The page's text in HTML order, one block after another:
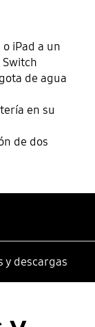
iPad a un
de agua
en su
de dos
y descargas